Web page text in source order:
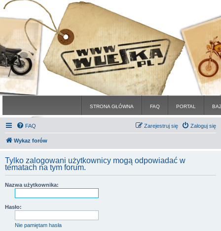
STRONA GŁÓWNA FAQ PORTAL
FAQ Zaloguj się
Zarejestruj się
Wykaz forów
Tylko zalogowani użytkownicy mogą odpowiadać w
tematach na tym forum.
Nazwa użytkownika:
Hasło:
Nie pamiętam hasła